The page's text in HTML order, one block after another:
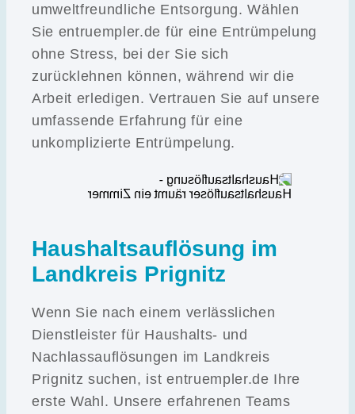
umweltfreundliche Entsorgung. Wählen
Sie entruempler.de für eine Entrümpelung
ohne Stress, bei der Sie sich
zurücklehnen können, während wir die
Arbeit erledigen. Vertrauen Sie auf unsere
umfassende Erfahrung für eine
unkomplizierte Entrümpelung.
Haushaltsauflösung im
Landkreis Prignitz
Wenn Sie nach einem verlässlichen
Dienstleister für Haushalts- und
Nachlassauflösungen im Landkreis
Prignitz suchen, ist entruempler.de Ihre
erste Wahl. Unsere erfahrenen Teams